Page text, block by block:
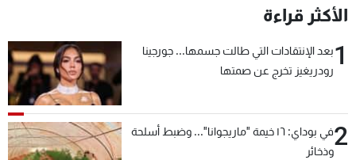
الأكثر قراءة
1بعد الإنتقادات التي طالت جسمها... جورجينا
رودريغيز تخرج عن صمتها
2
في بوداي: ١٦ خيمة "ماريجوانا"... وضبط أسلحة
وذخائر
جدول البرامج
شاهد البرامج
الترددات
لاعلاناتكم
شروط الإسـتخدام
سياسة الخصوصية